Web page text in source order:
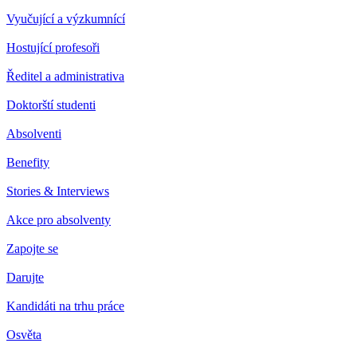
Vyučující a výzkumnící
Hostující profesoři
Ředitel a administrativa
Doktorští studenti
Absolventi
Benefity
Stories & Interviews
Akce pro absolventy
Zapojte se
Darujte
Kandidáti na trhu práce
Osvěta